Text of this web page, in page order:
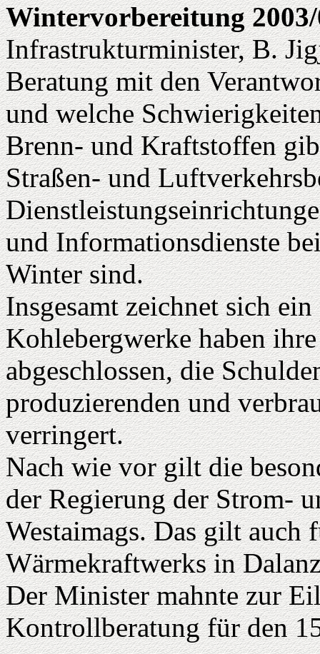
Wintervorbereitung
Infrastrukturminister, B.
Beratung mit den
und welche
Brenn- und Kraftstoffen
Straßen- und
und Informationsdienste
Winter sind.
Insgesamt zeichnet sich
Kohlebergwerke haben
abgeschlossen, die
produzierenden und
verringert.
Nach wie vor gilt die
der Regierung der Strom-
Westaimags. Das gilt auch
Wärmekraftwerks in
Der Minister mahnte zur
Kontrollberatung für den